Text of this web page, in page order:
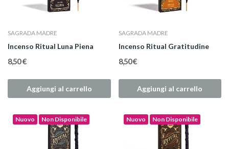
SAGRADA MADRE
Incenso Ritual Luna Piena
8,50 €
Aggiungi al carrello
SAGRADA MADRE
Incenso Ritual Gratitudine
8,50 €
Aggiungi al carrello
Nuovo Non Disponibile Nuovo Non Disponibile